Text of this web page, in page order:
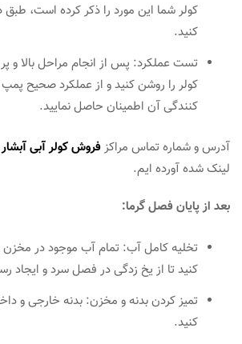
کولر شما این مورد را ذکر کرده است،
کنید.
تست عملکرد: پس از انجام مراحل بالا و
کولر را روشن کنید و از عملکرد صحیح
کنندگی آن اطمینان حاصل نمایید.
آدرس و شماره تماس مراکزفروش کولر آبی آبشار
لینک شده آورده ایم.
بعد از پایان فصل گرما:
تخلیه کامل آب: تمام آب موجود در مخزن و
کنید تا از یخ زدگی در فصل سرد و ایجاد
تمیز کردن بدنه و مخزن: بدنه خارجی و
کنید.